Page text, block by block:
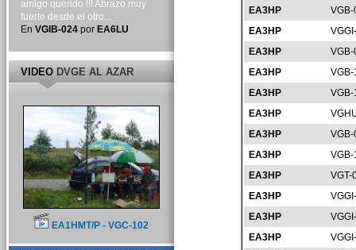
EA3HP
EA3HP
EA3HP
EA3HP
EA3HP
EA3HP
EA3HP
EA3HP
EA3HP
VGT-
EA3HP
EA3HP
EA3HP
amigo querido !!! Abrazo muy
fuerte desde el otro...
En VGIB-024por EA6LU
VIDEODVGE AL AZAR
EA1HMT/P - VGC-102